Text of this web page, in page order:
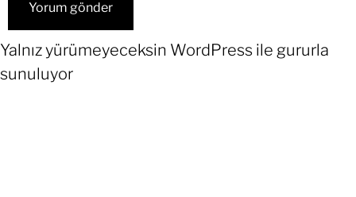
Yalnız yürümeyeceksin WordPress ile gururla
sunuluyor